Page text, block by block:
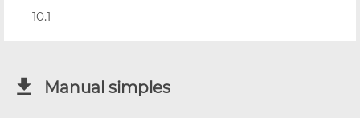
10.1
Manual simples